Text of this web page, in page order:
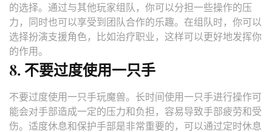
的选择。通过与其他玩家组队，你可以分担一些操作的压
力，同时也可以享受到团队合作的乐趣。在组队时，你可以
选择扮演支援角色，比如治疗职业，这样可以更好地发挥你
的作用。
8. 不要过度使用一只手
不要过度使用一只手玩魔兽。长时间使用一只手进行操作可
能会对手部造成一定的压力和负担，容易导致手部疲劳和受
伤。适度休息和保护手部是非常重要的，可以通过定时休息